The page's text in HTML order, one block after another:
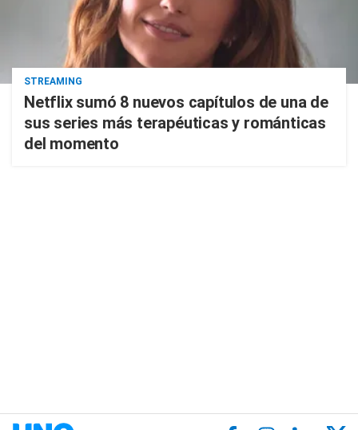
STREAMING
Netflix sumó 8 nuevos capítulos de una de
sus series más terapéuticas y románticas
del momento